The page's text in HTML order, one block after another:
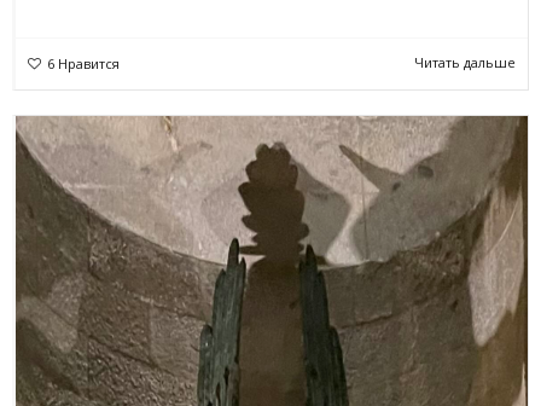
6 Нравится Читать дальше